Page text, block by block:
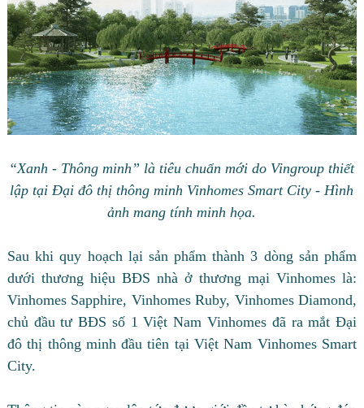
“Xanh - Thông minh” là tiêu chuẩn mới do Vingroup thiết
lập tại Đại đô thị thông minh Vinhomes Smart City - Hình
ảnh mang tính minh họa.
Sau khi quy hoạch lại sản phẩm thành 3 dòng sản phẩm
dưới thương hiệu BĐS nhà ở thương mại Vinhomes là:
Vinhomes Sapphire, Vinhomes Ruby, Vinhomes Diamond,
chủ đầu tư BĐS số 1 Việt Nam Vinhomes đã ra mắt Đại
đô thị thông minh đầu tiên tại Việt Nam Vinhomes Smart
City.